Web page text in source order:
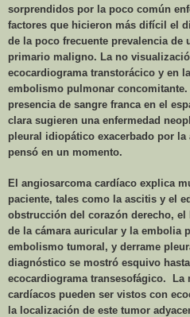
sorprendidos por la poco común
factores que hicieron más difícil el
de la poco frecuente prevalencia de
primario maligno. La no
ecocardiograma transtorácico y en
embolismo pulmonar
presencia de sangre franca en el
clara sugieren una enfermedad
pleural idiopático exacerbado por
pensó en un momento.
El angiosarcoma cardíaco explica
paciente, tales como la ascitis y el
obstrucción del corazón derecho,
de la cámara auricular y la embolia
embolismo tumoral, y derrame
diagnóstico se mostró esquivo
ecocardiograma transesofágico.
La
cardíacos pueden ser vistos con
la localización de este tumor